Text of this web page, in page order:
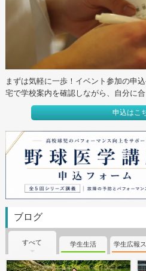
まずは気軽に一歩！イベント参加の申
宅で学校案内を確認しながら、自分に
申込はこ
ブログ
すべて 学生生活 学生広報